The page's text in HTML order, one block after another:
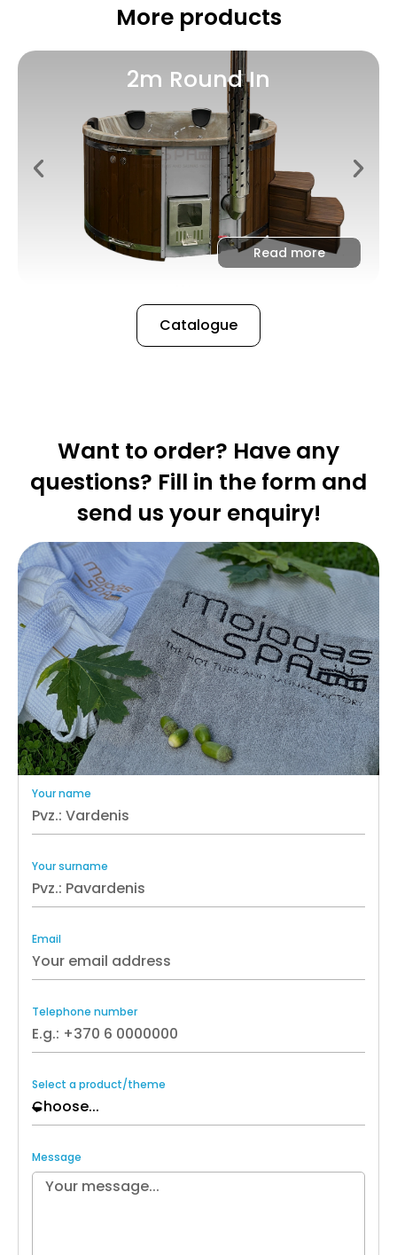
More products
2m Round In
Read more
Catalogue
Want to order? Have any
questions? Fill in the form and
send us your enquiry!
Your name
Your surname
Email
Telephone number
Select a product/theme
Message